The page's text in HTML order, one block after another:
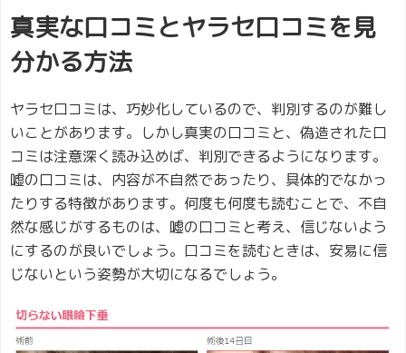
真実な口コミとヤラセ口コミを見
分かる方法
ヤラセ口コミは、巧妙化しているので、判別するのが難し
いことがあります。しかし真実の口コミと、偽造された口
コミは注意深く読み込めば、判別できるようになります。
嘘の口コミは、内容が不自然であったり、具体的でなかっ
たりする特徴があります。何度も何度も読むことで、不自
然な感じがするものは、嘘の口コミと考え、信じないよう
にするのが良いでしょう。口コミを読むときは、安易に信
じないという姿勢が大切になるでしょう。